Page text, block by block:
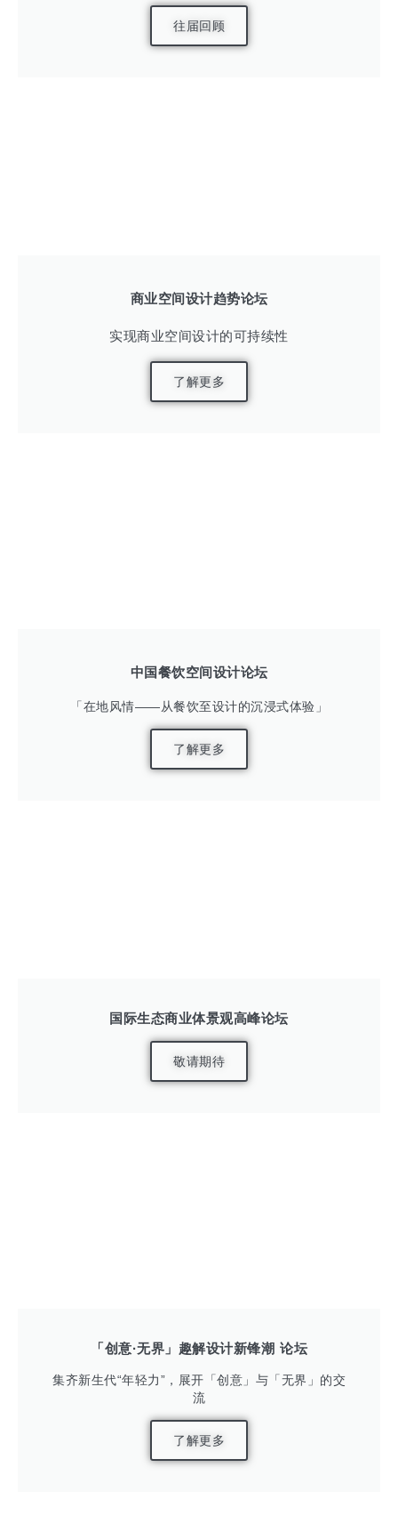
往届回顾
商业空间设计趋势论坛
实现商业空间设计的可持续性
了解更多
中国餐饮空间设计论坛
「在地风情——从餐饮至设计的沉浸式体验」
了解更多
国际生态商业体景观高峰论坛
敬请期待
「创意·无界」趣解设计新锋潮 论坛
集齐新生代“年轻力”，展开「创意」与「无界」的交
流
了解更多